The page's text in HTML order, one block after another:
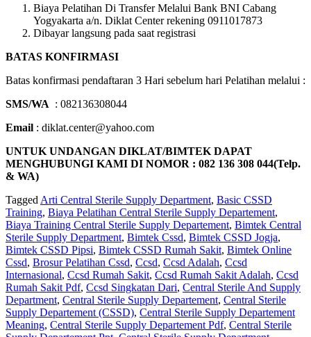
Biaya Pelatihan Di Transfer Melalui Bank BNI Cabang
Yogyakarta a/n. Diklat Center rekening 0911017873
Dibayar langsung pada saat registrasi
BATAS KONFIRMASI
Batas konfirmasi pendaftaran 3 Hari sebelum hari Pelatihan melalui :
SMS/WA : 082136308044
Email : diklat.center@yahoo.com
UNTUK UNDANGAN DIKLAT/BIMTEK DAPAT
MENGHUBUNGI KAMI DI NOMOR : 082 136 308 044(Telp.
& WA)
Tagged Arti Central Sterile Supply Department, Basic CSSD
Training, Biaya Pelatihan Central Sterile Supply Departement,
Biaya Training Central Sterile Supply Departement, Bimtek Central
Sterile Supply Department, Bimtek Cssd, Bimtek CSSD Jogja,
Bimtek CSSD Pipsi, Bimtek CSSD Rumah Sakit, Bimtek Online
Cssd, Brosur Pelatihan Cssd, Ccsd, Ccsd Adalah, Ccsd
Internasional, Ccsd Rumah Sakit, Ccsd Rumah Sakit Adalah, Ccsd
Rumah Sakit Pdf, Ccsd Singkatan Dari, Central Sterile And Supply
Department, Central Sterile Supply Departement, Central Sterile
Supply Departement (CSSD), Central Sterile Supply Departement
Meaning, Central Sterile Supply Departement Pdf, Central Sterile